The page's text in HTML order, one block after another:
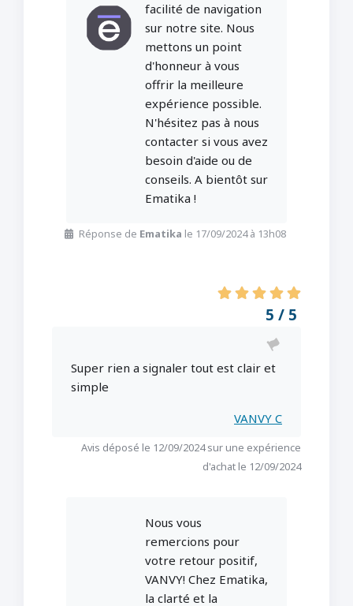
facilité de navigation
sur notre site. Nous
mettons un point
d'honneur à vous
offrir la meilleure
expérience possible.
N'hésitez pas à nous
contacter si vous avez
besoin d'aide ou de
conseils. A bientôt sur
Ematika !
Réponse de Ematika le 17/09/2024 à 13h08
5 / 5
Super rien a signaler tout est clair et
simple
VANVY C
Avis déposé le 12/09/2024 sur une expérience
d'achat le 12/09/2024
Nous vous
remercions pour
votre retour positif,
VANVY! Chez Ematika,
la clarté et la